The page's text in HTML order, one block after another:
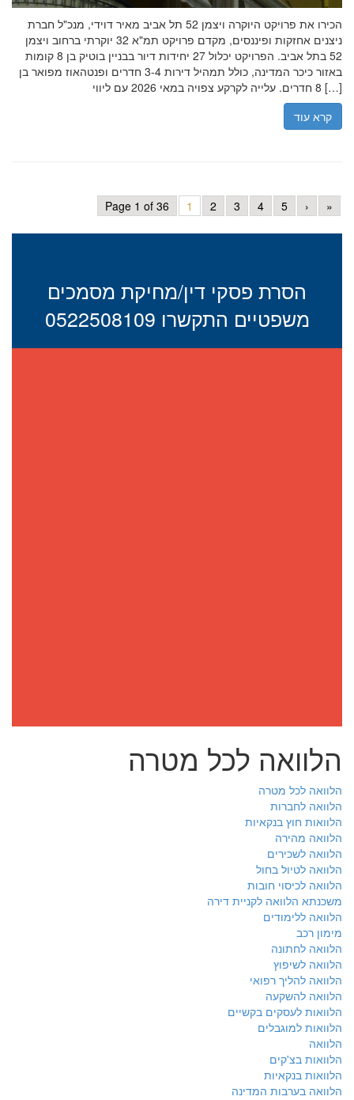
הכירו את פרויקט היוקרה ויצמן 52 תל אביב מאיר דוידי, מנכ"ל חברת
ניצנים אחזקות ופיננסים, מקדם פרויקט תמ"א 32 יוקרתי ברחוב ויצמן
52 בתל אביב. הפרויקט יכלול 27 יחידות דיור בבניין בוטיק בן 8 קומות
באזור כיכר המדינה, כולל תמהיל דירות 3-4 חדרים ופנטהאוז מפואר בן
8 חדרים. עלייה לקרקע צפויה במאי 2026 עם ליווי […]
קרא עוד
Page 1 of 36 1 2 3 4 5 › »
הסרת פסקי דין/מחיקת מסמכים
משפטיים התקשרו 0522508109
הלוואה לכל מטרה
הלוואה לכל מטרה
הלוואה לחברות
הלוואות חוץ בנקאיות
הלוואה מהירה
הלוואה לשכירים
הלוואה לטיול בחול
הלוואה לכיסוי חובות
משכנתא הלוואה לקניית דירה
הלוואה ללימודים
מימון רכב
הלוואה לחתונה
הלוואה לשיפוץ
הלוואה להליך רפואי
הלוואה להשקעה
הלוואות לעסקים בקשיים
הלוואות למוגבלים
הלוואה
הלוואות בצ'קים
הלוואות בנקאיות
הלוואה בערבות המדינה